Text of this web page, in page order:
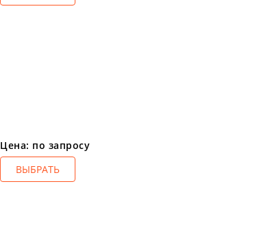
Цена: по запросу
ВЫБРАТЬ